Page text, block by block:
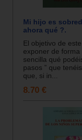
Mi hijo es
ahora qué ?.
El objetivo de
exponer de forma
sencilla qué
pasos ” que
que, si in...
8.70 €